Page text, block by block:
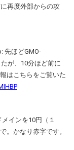
再度外部からの攻
先ほどGMO-
が、10分ほど前に
はこちらをご覧いた
インを10円（１
。かなり赤字です。